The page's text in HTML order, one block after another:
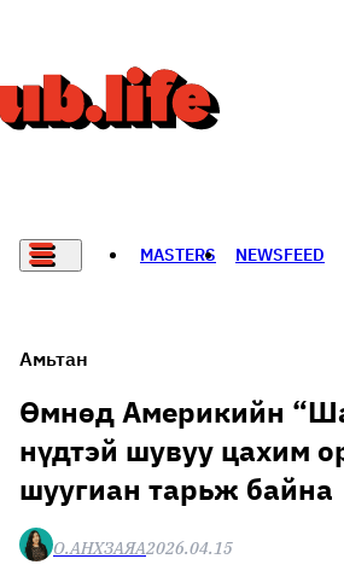
MASTERS NEWSFEED
THE NEW YORK TIMES
НАДАД НЭГ САНАЛ БАЙНА
Амьтан
Өмнөд Америкийн
нүдтэй шувуу цахим
шуугиан тарьж байна
О.АНХЗАЯА2026.04.15